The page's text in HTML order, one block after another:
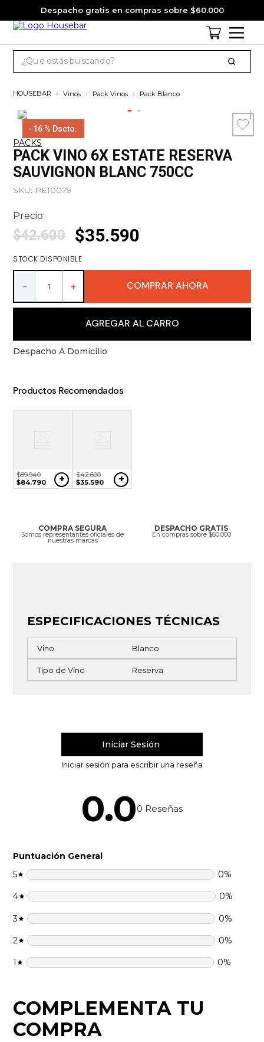
Despacho gratis en compras sobre $60.000
jack daniels
3.
4
pack
5.
miniatura
7
whisky
9.
packs
10
miniaturas
Vinos Pack Vinos Pack Blanco
-16 % Dscto.
PACKS
PACK VINO 6X ESTATE RESERVA
SAUVIGNON BLANC 750CC
SKU: PE10079
Precio:
$42.600 $35.590
STOCK DISPONIBLE
＋
－ COMPRAR AHORA
AGREGAR AL CARRO
Despacho A Domicilio
Productos Recomendados
$89.940
$84.790 + $42.600
$35.590 +
COMPRA SEGURA
Somos representantes oficiales de
nuestras marcas
DESPACHO GRATIS
En compras sobre $60.000
ESPECIFICACIONES TÉCNICAS
Vino Blanco
Tipo de Vino Reserva
0.00 Reseñas
Puntuación General
5
0%
4 0%
3 0%
2 0%
1 0%
COMPLEMENTA TU
COMPRA